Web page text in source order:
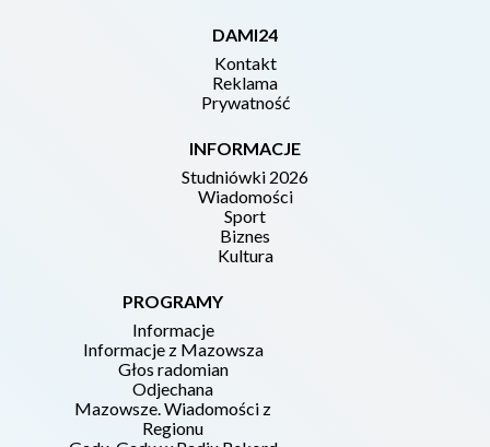
DAMI24
Kontakt
Reklama
Prywatność
INFORMACJE
Studniówki 2026
Wiadomości
Sport
Biznes
Kultura
PROGRAMY
Informacje
Informacje z Mazowsza
Głos radomian
Odjechana
Mazowsze. Wiadomości z
Regionu